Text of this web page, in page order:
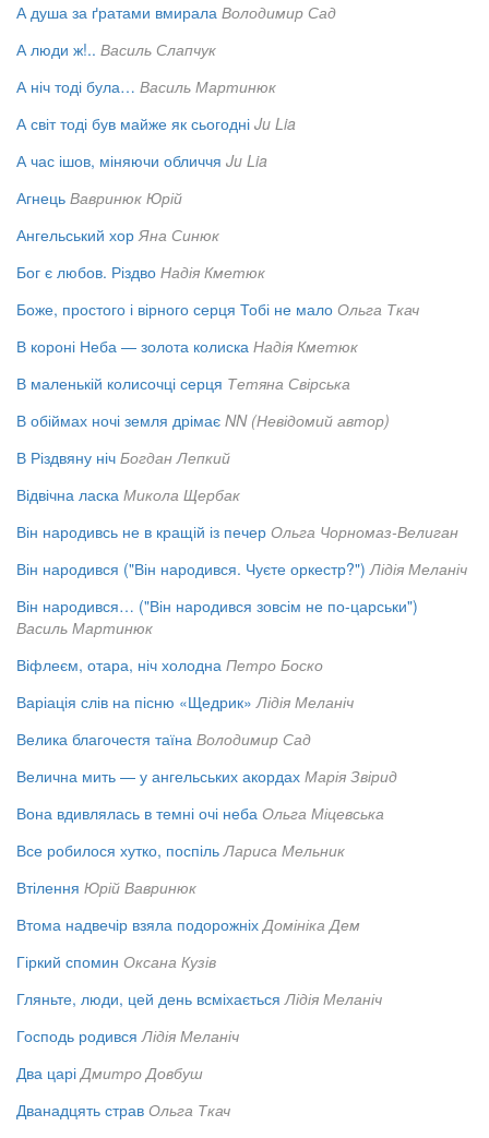
А душа за ґратами вмирала Володимир Сад
А люди ж!.. Василь Слапчук
А ніч тоді була… Василь Мартинюк
А світ тоді був майже як сьогодні Ju Lia
А час ішов, міняючи обличчя Ju Lia
Агнець Вавринюк Юрій
Ангельський хор Яна Синюк
Бог є любов. Різдво Надія Кметюк
Боже, простого і вірного серця Тобі не мало Ольга Ткач
В короні Неба — золота колиска Надія Кметюк
В маленькій колисочці серця Тетяна Свірська
В обіймах ночі земля дрімає NN (Невідомий автор)
В Різдвяну ніч Богдан Лепкий
Відвічна ласка Микола Щербак
Він народивсь не в кращій із печер Ольга Чорномаз-Велиган
Він народився ("Він народився. Чуєте оркестр?") Лідія Меланіч
Він народився… ("Він народився зовсім не по-царськи")
Василь Мартинюк
Віфлеєм, отара, ніч холодна Петро Боско
Варіація слів на пісню «Щедрик» Лідія Меланіч
Велика благочестя таїна Володимир Сад
Велична мить — у ангельських акордах Марія Звірид
Вона вдивлялась в темні очі неба Ольга Міцевська
Все робилося хутко, поспіль Лариса Мельник
Втілення Юрій Вавринюк
Втома надвечір взяла подорожніх Домініка Дем
Гіркий спомин Оксана Кузів
Гляньте, люди, цей день всміхається Лідія Меланіч
Господь родився Лідія Меланіч
Два царі Дмитро Довбуш
Дванадцять страв Ольга Ткач